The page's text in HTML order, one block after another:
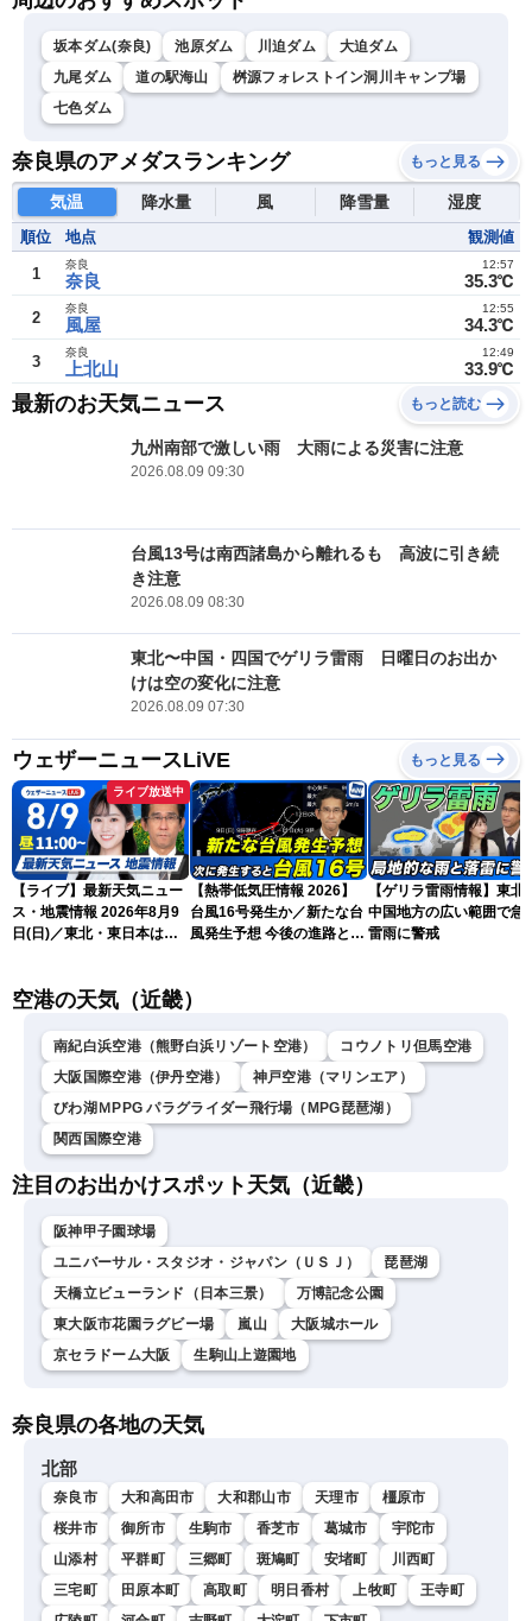
坂本ダム(奈良) 池原ダム 川迫ダム
大迫ダム
九尾ダム
道の駅海山
桝源フォレストイン洞川キャンプ場
七色ダム
奈良県のアメダスランキング もっと見る
気温 降水量 風 降雪量 湿度
順位 地点 観測値
1 奈良
奈良
35.3℃
12:57
2 風屋
奈良
34.3℃
12:55
3 上北山
奈良
33.9℃
12:49
最新のお天気ニュース もっと読む
九州南部で激しい雨 大雨による災害に注意
2026.08.09 09:30
台風13号は南西諸島から離れるも 高波に引き続
き注意
2026.08.09 08:30
東北〜中国・四国でゲリラ雷雨 日曜日のお出か
けは空の変化に注意
2026.08.09 07:30
ウェザーニュースLiVE もっと見る
ライブ放送中
【ライブ】最新天気ニュー
ス・地震情報 2026年8月9
日(日)／東北・東日本は急
ム・青原桃香／山口剛央〉
【熱帯低気圧情報 2026】
台風16号発生か／新たな台
風発生予想 今後の進路と日
【ゲリラ雷雨情報】東北
中国地方の広い範囲で急
雷雨に警戒
空港の天気（近畿）
南紀白浜空港（熊野白浜リゾート空港）
コウノトリ但馬空港
大阪国際空港（伊丹空港）
神戸空港（マリンエア）
びわ湖ＭPPG パラグライダー飛行場（MPG琵琶湖）
関西国際空港
注目のお出かけスポット天気（近畿）
阪神甲子園球場
ユニバーサル・スタジオ・ジャパン（ＵＳＪ）
琵琶湖
天橋立ビューランド（日本三景）
万博記念公園
東大阪市花園ラグビー場
嵐山
大阪城ホール
京セラドーム大阪
生駒山上遊園地
奈良県の各地の天気
北部
奈良市 大和高田市 大和郡山市 天理市
橿原市
桜井市
御所市 生駒市 香芝市 葛城市
宇陀市
山添村
平群町 三郷町 斑鳩町 安堵町
川西町
三宅町
田原本町 高取町 明日香村 上牧町
王寺町